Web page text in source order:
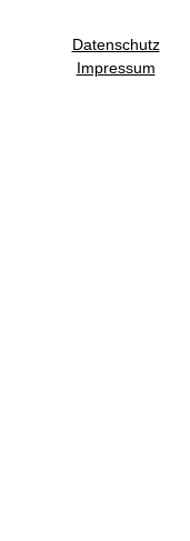
Datenschutz
Impressum